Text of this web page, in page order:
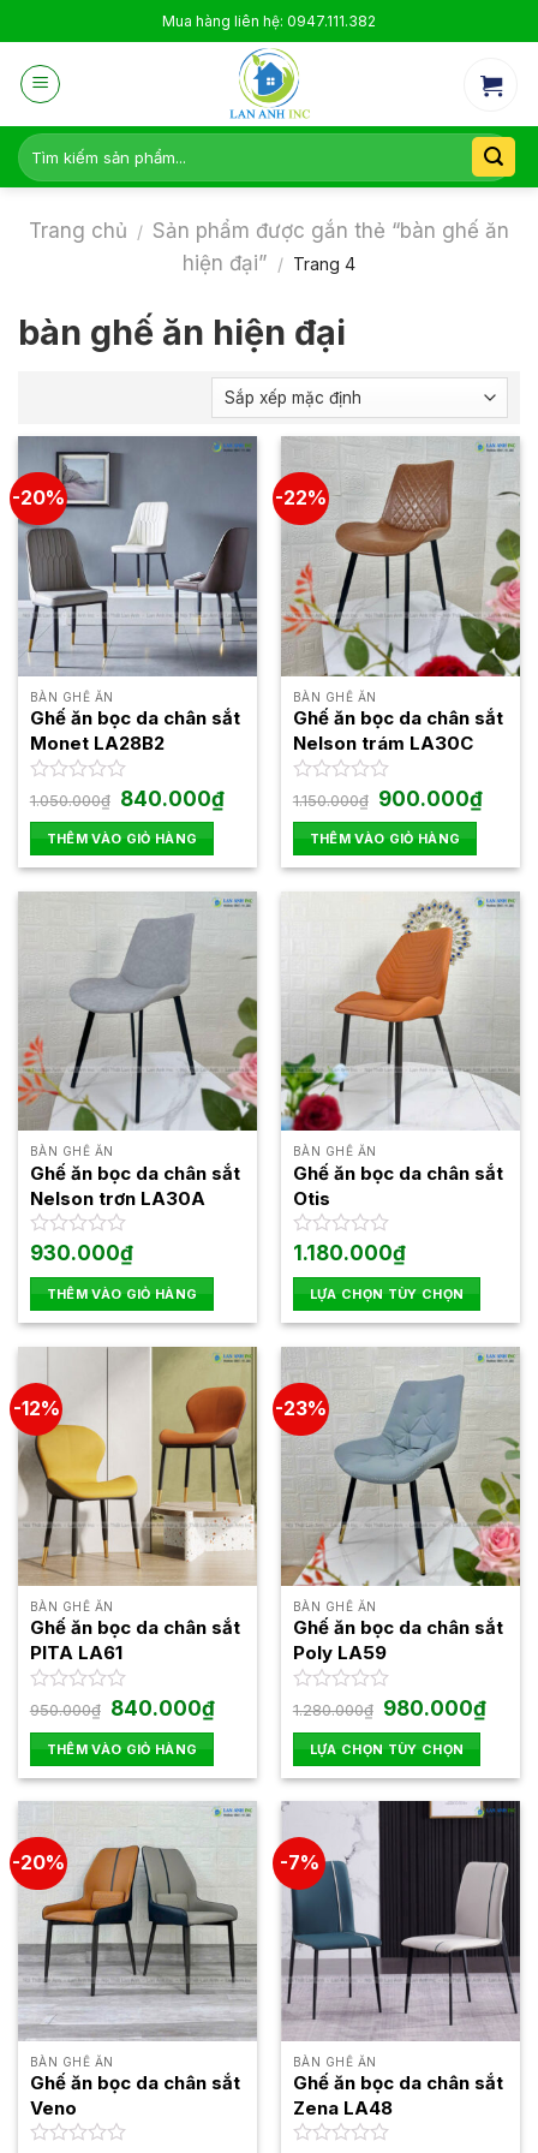
to
content
Mua hàng liên hệ: 0947.111.382
Tìm
kiếm:
Trang chủ / Sản phẩm được gắn thẻ “bàn ghế ăn
hiện đại” / Trang 4
bàn ghế ăn hiện đại
-20%
BÀN GHẾ ĂN
Ghế ăn bọc da chân sắt
Monet LA28B2
Được
hạng
0
5
sao
1.050.000₫ Giá
gốc
là:
1.050.000₫.
840.000₫Giá
hiện
840.000₫.
THÊM VÀO GIỎ HÀNG
-22%
BÀN GHẾ ĂN
Ghế ăn bọc da chân sắt
Nelson trám LA30C
Được
hạng
0
5
sao
1.150.000₫ Giá
gốc
là:
1.150.000₫.
900.000₫Giá
hiện
THÊM VÀO GIỎ HÀNG
BÀN GHẾ ĂN
Ghế ăn bọc da chân sắt
Nelson trơn LA30A
Được
hạng
0
5
sao
930.000₫
THÊM VÀO GIỎ HÀNG
BÀN GHẾ ĂN
Ghế ăn bọc da chân sắt
Otis
Được
hạng
0
5
sao
1.180.000₫
LỰA CHỌN TÙY CHỌN
Sản
phẩm
có
nhiều
biến
thể.
Các
tùy
chọn
có
thể
được
chọn
trên
phẩm
-12%
BÀN GHẾ ĂN
Ghế ăn bọc da chân sắt
PITA LA61
Được
hạng
0
5
sao
950.000₫ Giá
gốc
là:
950.000₫.
840.000₫Giá
hiện
tại
840.000₫.
THÊM VÀO GIỎ HÀNG
-23%
BÀN GHẾ ĂN
Ghế ăn bọc da chân sắt
Poly LA59
Được
hạng
0
5
sao
1.280.000₫ Giá
gốc
là:
1.280.000₫.
980.000₫Giá
hiện
LỰA CHỌN TÙY CHỌN
Sản
phẩm
có
nhiều
biến
thể.
Các
tùy
chọn
thể
được
chọn
trên
-20%
BÀN GHẾ ĂN
Ghế ăn bọc da chân sắt
Veno
-7%
BÀN GHẾ ĂN
Ghế ăn bọc da chân sắt
Zena LA48